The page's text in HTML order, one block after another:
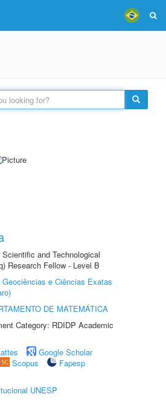
and Technological
Research Fellow - Level B
e Ciências Exatas
DE MATEMÁTICA
Category: RDIDP Academic
Google Scholar
Scopus
Fapesp
UNESP